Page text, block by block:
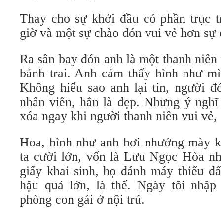
Thay cho sự khởi đầu có phần trục
giờ và một sự chào đón vui vẻ hơn sự
Ra sân bay đón anh là một thanh
bảnh trai. Anh cảm thấy hình như
Không hiểu sao anh lại tin, người
nhân viên, hẳn là đẹp. Nhưng ý
xóa ngay khi người thanh niên vui
Hoa, hình như anh hơi nhướng mày
ta cười lớn, vốn là Lưu Ngọc Hòa
giấy khai sinh, họ đánh máy thiếu
hậu quả lớn, là thế. Ngày tôi
phòng con gái ở nội trú.